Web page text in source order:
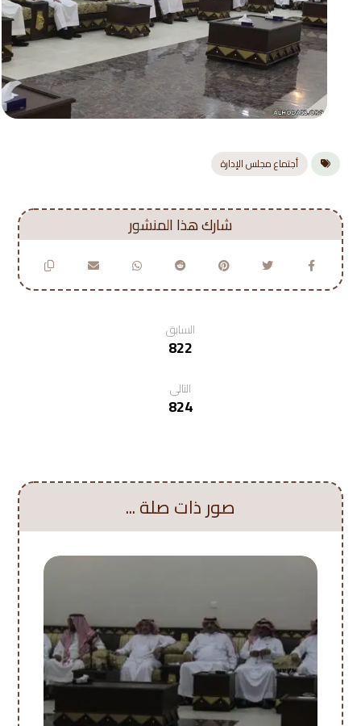
أجتماع مجلس الإدارة
السابق
822
التالي
824
صور ذات صلة ...